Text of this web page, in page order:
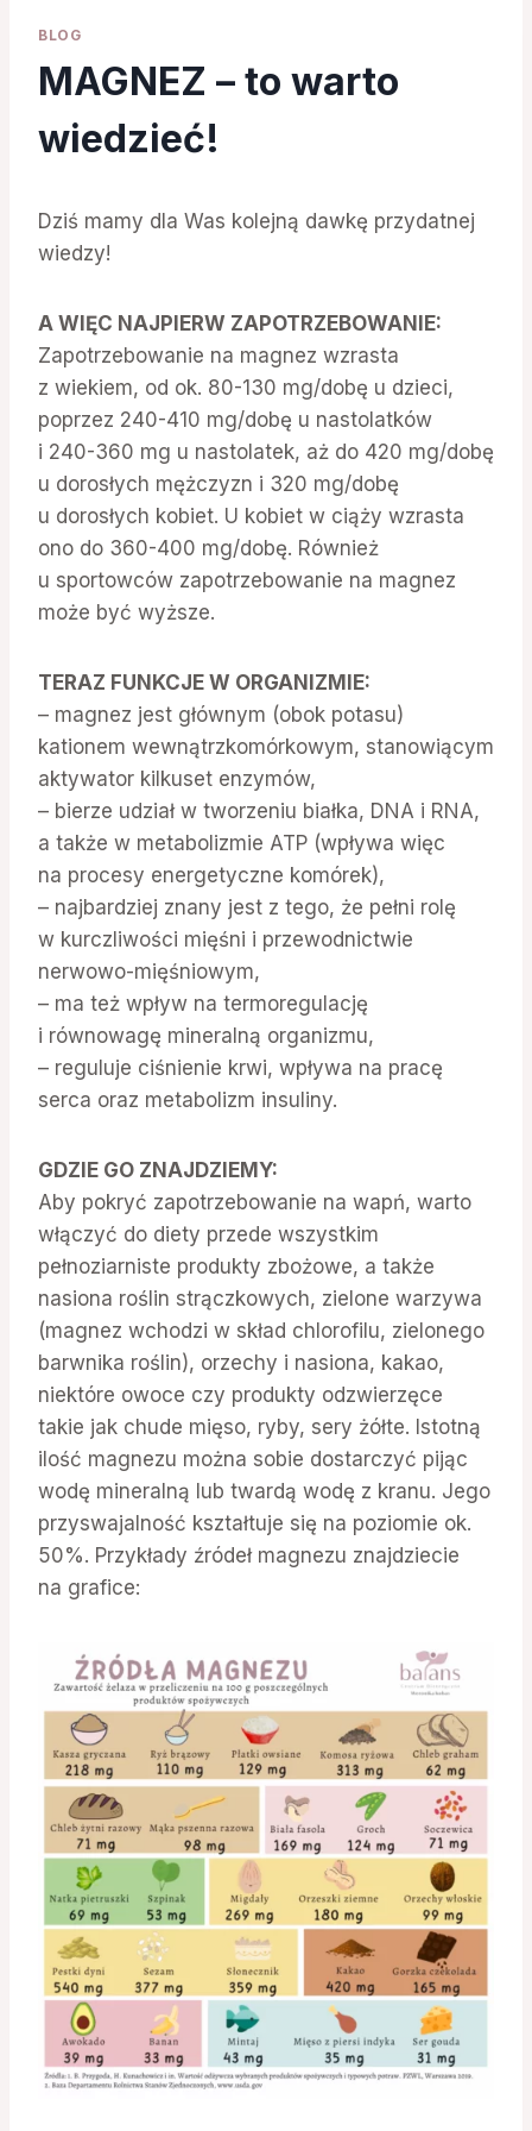
BLOG
MAGNEZ – to warto
wiedzieć!
Dziś mamy dla Was kolejną dawkę przydatnej
wiedzy!
A WIĘC NAJPIERW ZAPOTRZEBOWANIE:
Zapotrzebowanie na magnez wzrasta
z wiekiem, od ok. 80-130 mg/dobę u dzieci,
poprzez 240-410 mg/dobę u nastolatków
i 240-360 mg u nastolatek, aż do 420 mg/dobę
u dorosłych mężczyzn i 320 mg/dobę
u dorosłych kobiet. U kobiet w ciąży wzrasta
ono do 360-400 mg/dobę. Również
u sportowców zapotrzebowanie na magnez
może być wyższe.
TERAZ FUNKCJE W ORGANIZMIE:
– magnez jest głównym (obok potasu)
kationem wewnątrzkomórkowym, stanowiącym
aktywator kilkuset enzymów,
– bierze udział w tworzeniu białka, DNA i RNA,
a także w metabolizmie ATP (wpływa więc
na procesy energetyczne komórek),
– najbardziej znany jest z tego, że pełni rolę
w kurczliwości mięśni i przewodnictwie
nerwowo-mięśniowym,
– ma też wpływ na termoregulację
i równowagę mineralną organizmu,
– reguluje ciśnienie krwi, wpływa na pracę
serca oraz metabolizm insuliny.
GDZIE GO ZNAJDZIEMY:
Aby pokryć zapotrzebowanie na wapń, warto
włączyć do diety przede wszystkim
pełnoziarniste produkty zbożowe, a także
nasiona roślin strączkowych, zielone warzywa
(magnez wchodzi w skład chlorofilu, zielonego
barwnika roślin), orzechy i nasiona, kakao,
niektóre owoce czy produkty odzwierzęce
takie jak chude mięso, ryby, sery żółte. Istotną
ilość magnezu można sobie dostarczyć pijąc
wodę mineralną lub twardą wodę z kranu. Jego
przyswajalność kształtuje się na poziomie ok.
50%. Przykłady źródeł magnezu znajdziecie
na grafice: